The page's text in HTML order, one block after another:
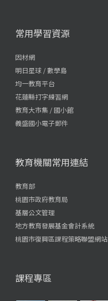
常用學習資源
因材網
明日星球 / 數學島
均一教育平台
花蓮縣打字練習網
教育大市集 / 國小館
義盛國小電子郵件
教育機關常用連結
教育部
桃園市政府教育局
基層公文管理
地方教育發展基金會計系統
桃園市復興區課程策略聯盟網站
課程專區